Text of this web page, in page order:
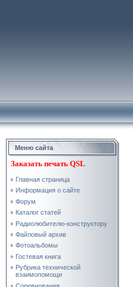
Меню сайта
Заказать печать QSL
Главная страница
Информация о сайте
Форум
Каталог статей
Радиолюбителю-конструктору
Файловый архив
Фотоальбомы
Гостевая книга
Рубрика технической
взаимопомощи
Соревнования